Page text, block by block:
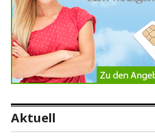
Aktuell